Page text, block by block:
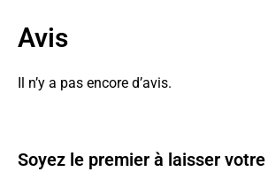
Avis
Il n’y a pas encore d’avis.
Soyez le premier à laisser